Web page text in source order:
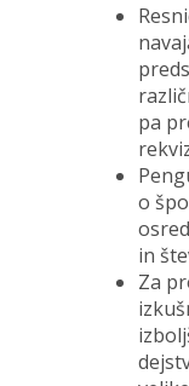
pa
o
in
Za